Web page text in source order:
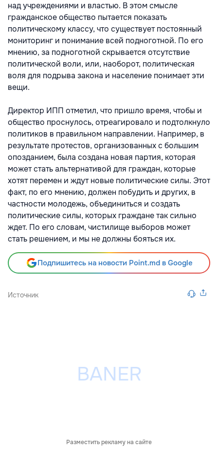
над учреждениями и властью. В этом смысле
гражданское общество пытается показать
политическому классу, что существует постоянный
мониторинг и понимание всей подноготной. По его
мнению, за подноготной скрывается отсутствие
политической воли, или, наоборот, политическая
воля для подрыва закона и население понимает эти
вещи.
Директор ИПП отметил, что пришло время, чтобы и
общество проснулось, отреагировало и подтолкнуло
политиков в правильном направлении. Например, в
результате протестов, организованных с большим
опозданием, была создана новая партия, которая
может стать альтернативой для граждан, которые
хотят перемен и ждут новые политические силы. Этот
факт, по его мнению, должен побудить и других, в
частности молодежь, объединиться и создать
политические силы, которых граждане так сильно
ждет. По его словам, чистилище выборов может
стать решением, и мы не должны бояться их.
Подпишитесь на новости Point.md в Google
Источник
Разместить рекламу на сайте